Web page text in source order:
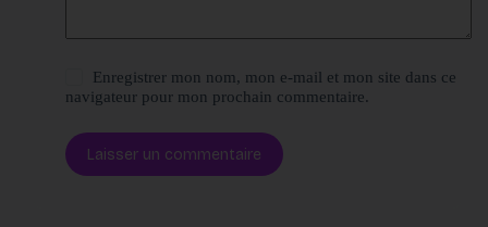
Enregistrer mon nom, mon e-mail et mon site dans ce
navigateur pour mon prochain commentaire.
Laisser un commentaire